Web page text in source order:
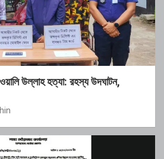
উল্লাহ হত্যা: রহস্য উদঘাটন,